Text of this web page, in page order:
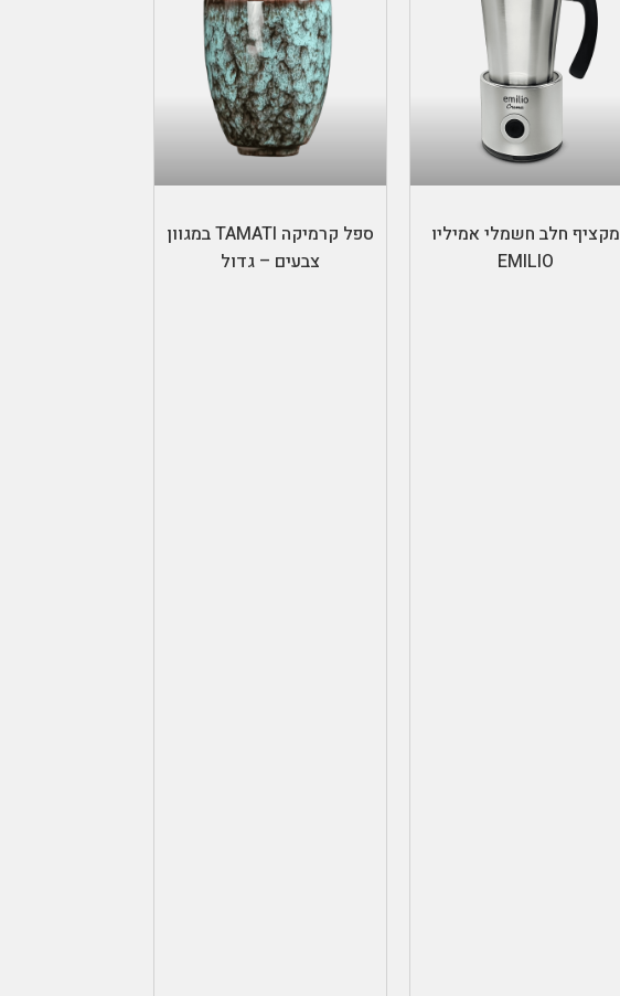
הוספה לסל
מקציף חלב חשמלי אמיליו
EMILIO
בחר אפשרויות
ספל קרמיקה TAMATI במגוון
צבעים – גדול